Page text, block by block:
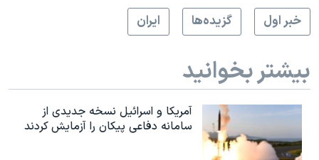
نرگس محمدی برنده جایزه نوبل صلح
صفحه‌های ویژه
خبر اول
گزيده‌ها ايران
بیشتر بخوانید
آمریکا و اسرائیل نسخه جدیدی از
سامانه دفاعی پیکان را آزمایش کردند